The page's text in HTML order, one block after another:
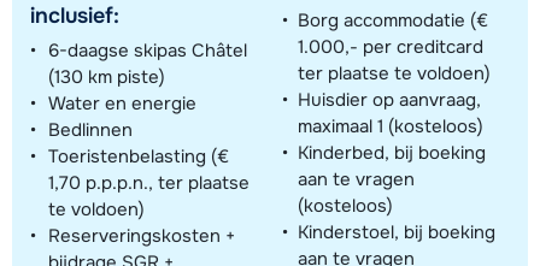
inclusief:
6-daagse skipas Châtel
(130 km piste)
Water en energie
Bedlinnen
Toeristenbelasting (€
1,70 p.p.p.n., ter plaatse
te voldoen)
Reserveringskosten +
Borg accommodatie (€
1.000,- per creditcard
ter plaatse te voldoen)
Huisdier op aanvraag,
maximaal 1 (kosteloos)
Kinderbed, bij boeking
aan te vragen
(kosteloos)
Kinderstoel, bij boeking
aan te vragen